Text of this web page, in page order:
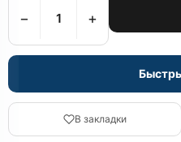
− +
В закладки